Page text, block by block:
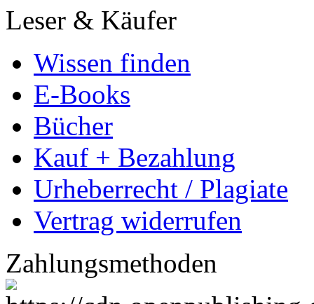
Leser & Käufer
Wissen finden
E-Books
Bücher
Kauf + Bezahlung
Urheberrecht / Plagiate
Vertrag widerrufen
Zahlungsmethoden